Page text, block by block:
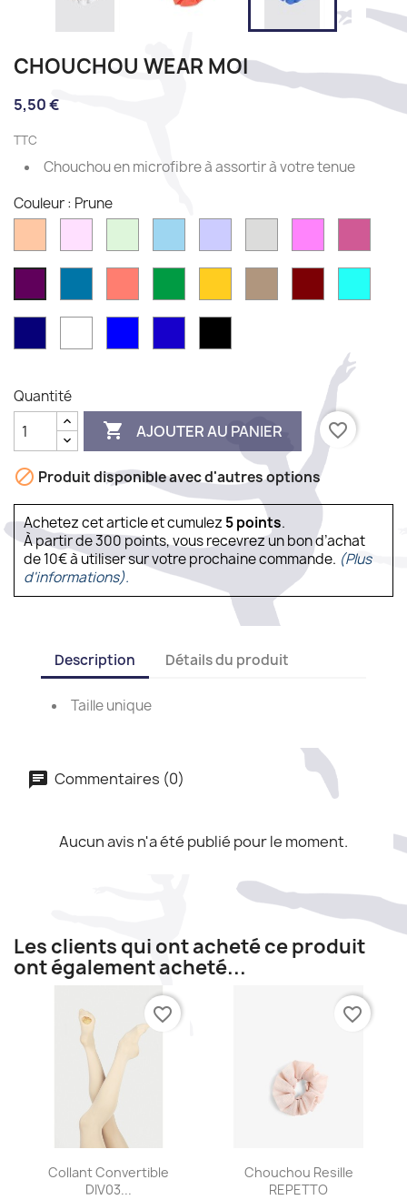
CHOUCHOU WEAR MOI
5,50 €
TTC
Chouchou en microfibre à assortir à votre tenue
Couleur : Prune
Quantité
 AJOUTER AU PANIER favorite_border
 Produit disponible avec d'autres options
Achetez cet article et cumulez 5points.
À partir de 300 points, vous recevrez un bon d’achat
de 10€ à utiliser sur votre prochaine commande. (Plus
d'informations).
Description Détails du produit
Taille unique
Commentaires (0)
Aucun avis n'a été publié pour le moment.
Les clients qui ont acheté ce produit
ont également acheté...
Aperçu rapide
Collant Convertible
DIV03...
favorite_border
Aperçu rapide
Chouchou Resille
REPETTO
favorite_border